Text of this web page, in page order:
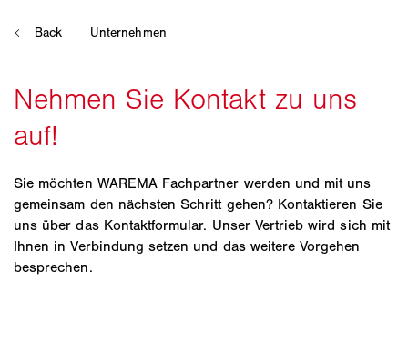
Sie möchten WAREMA Fachpartner werden und mit uns
gemeinsam den nächsten Schritt gehen? Kontaktieren Sie
uns über das Kontaktformular. Unser Vertrieb wird sich mit
Ihnen in Verbindung setzen und das weitere Vorgehen
besprechen.